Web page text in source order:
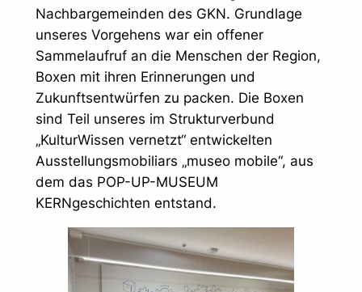
Nachbargemeinden des GKN. Grundlage
unseres Vorgehens war ein offener
Sammelaufruf an die Menschen der Region,
Boxen mit ihren Erinnerungen und
Zukunftsentwürfen zu packen. Die Boxen
sind Teil unseres im Strukturverbund
„KulturWissen vernetzt“ entwickelten
Ausstellungsmobiliars „museo mobile“, aus
dem das POP-UP-MUSEUM
KERNgeschichten entstand.